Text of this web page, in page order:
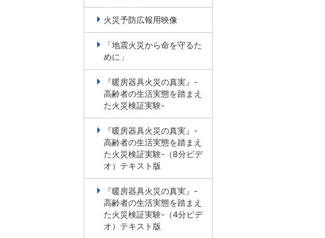
火災予防広報用映像
「地震火災から命を守るた
めに」
『暖房器具火災の真実』-
高齢者の生活実態を踏まえ
た火災検証実験-
『暖房器具火災の真実』-
高齢者の生活実態を踏まえ
た火災検証実験-（8分ビデ
オ）テキスト版
『暖房器具火災の真実』-
高齢者の生活実態を踏まえ
た火災検証実験-（4分ビデ
オ）テキスト版